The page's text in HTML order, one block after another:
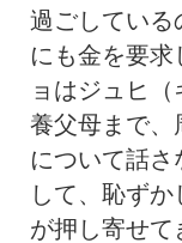
過ごしている
にも金を要
ョはジュヒ
養父母まで、
について話
して、恥ず
が押し寄せて